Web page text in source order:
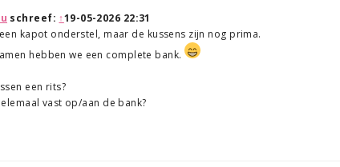
schreef: ↑19-05-2026 22:31
kapot onderstel, maar de kussens zijn nog prima.
hebben we een complete bank.
een rits?
vast op/aan de bank?